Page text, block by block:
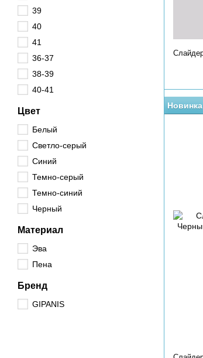
Новинка
39
40
41
36-37
38-39
40-41
Цвет
Белый
Светло-серый
Синий
Темно-серый
Темно-синий
Черный
Материал
Эва
Пена
Бренд
GIPANIS